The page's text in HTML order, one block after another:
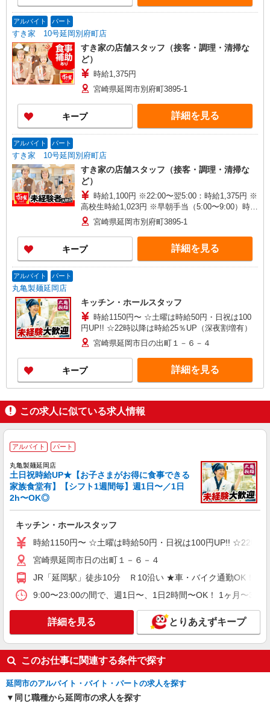
アルバイト パート
すき家 10号延岡別府町店
すき家の店舗スタッフ（接客・調理・清掃な
ど）
時給1,375円
宮崎県延岡市別府町3895-1
キープ 詳細を見る
アルバイト パート
すき家 10号延岡別府町店
すき家の店舗スタッフ（接客・調理・清掃な
ど）
時給1,100円 ※22:00〜翌5:00：時給1,375円 ※
高校生時給1,023円 ※早朝手当（5:00〜9:00）時給
＋150円
宮崎県延岡市別府町3895-1
キープ 詳細を見る
アルバイト パート
丸亀製麺延岡店
キッチン・ホールスタッフ
時給1150円〜 ☆土曜は時給50円・日祝は100
円UP!! ☆22時以降は時給25％UP（深夜割増有）
宮崎県延岡市日の出町１－６－４
キープ 詳細を見る
この求人に似ている求人情報
アルバイト パート
丸亀製麺延岡店
土日祝時給UP★【お子さまがお得に食事できる
家族食堂有】【シフト1週間毎】週1日〜／1日
2h〜OK◎
キッチン・ホールスタッフ
時給1150円〜 ☆土曜は時給50円・日祝は100円UP!! ☆22時以
宮崎県延岡市日の出町１－６－４
JR「延岡駅」徒歩10分 Ｒ10沿い ★車・バイク通勤OK！ガ
9:00〜23:00の間で、週1日〜、1日2時間〜OK！ 1ヶ月〜3
詳細を見る とりあえずキープ
このお仕事に関連する条件で探す
延岡市のアルバイト・バイト・パートの求人を探す
同じ職種から延岡市の求人を探す